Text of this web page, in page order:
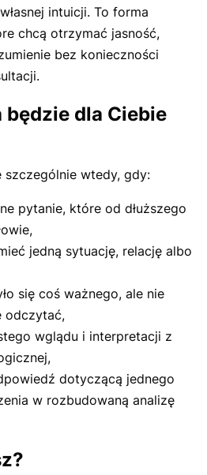
intuicji. To forma
chcą otrzymać jasność,
bez konieczności
dla Ciebie
szczególnie wtedy, gdy:
pytanie, które od dłuższego
jedną sytuację, relację albo
się coś ważnego, ale nie
odczytać,
wglądu i interpretacji z
dotyczącą jednego
w rozbudowaną analizę